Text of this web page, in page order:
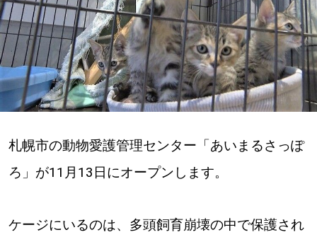
SitakkeTV
LOCAL ローカルエリア
all
札幌
道北
道南
札幌市の動物愛護管理センター「あいまるさっぽ
ろ」が11月13日にオープンします。
ケージにいるのは、多頭飼育崩壊の中で保護され